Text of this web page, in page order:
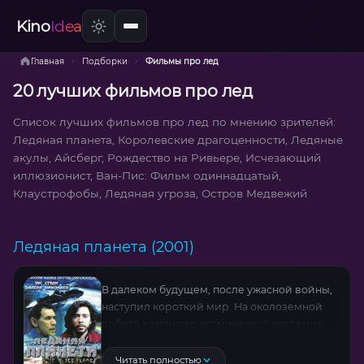
KinoIdea
Главная › Подборки › Фильмы про лед
20 лучших фильмов про лед
Список лучших фильмов про лед по мнению зрителей:
Ледяная планета, Королевские драгоценности, Ледяные
акулы, Айсберг, Рождество на Ривьере, Исчезающий
иллюзионист, Ван-Пис: Фильм одиннадцатый,
Клаустрофобы, Ледяная угроза, Остров Медвежий
Ледяная планета (2001)
В далеком будущем, после ужасной войны,
наступил короткий мир. На околоземной
время как неизвестная раса пришельцев
Читать полностью